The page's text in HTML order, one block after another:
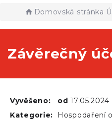
Domovská stránka
Závěrečný
Vyvěšeno: od17.05.2024
Kategorie: Hospodaření